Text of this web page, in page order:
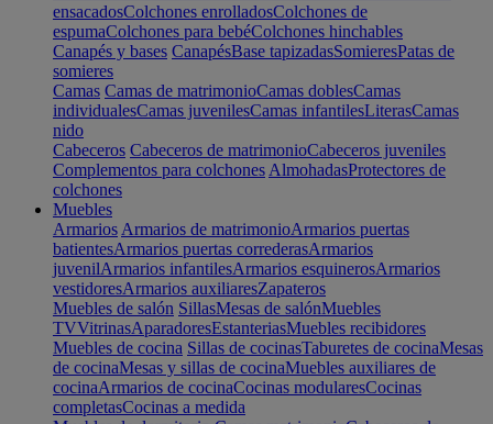
ensacadosColchones enrolladosColchones de
espumaColchones para bebéColchones hinchables
Canapés y bases CanapésBase tapizadasSomieresPatas de
somieres
Camas Camas de matrimonioCamas doblesCamas
individualesCamas juvenilesCamas infantilesLiterasCamas
nido
Cabeceros Cabeceros de matrimonioCabeceros juveniles
Complementos para colchones AlmohadasProtectores de
colchones
Muebles
Armarios Armarios de matrimonioArmarios puertas
batientesArmarios puertas correderasArmarios
juvenilArmarios infantilesArmarios esquinerosArmarios
vestidoresArmarios auxiliaresZapateros
Muebles de salón SillasMesas de salónMuebles
TVVitrinasAparadoresEstanteriasMuebles recibidores
Muebles de cocina Sillas de cocinasTaburetes de cocinaMesas
de cocinaMesas y sillas de cocinaMuebles auxiliares de
cocinaArmarios de cocinaCocinas modularesCocinas
completasCocinas a medida